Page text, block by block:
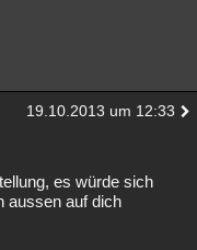
19.10.2013 um 12:33
es würde sich
aussen auf dich